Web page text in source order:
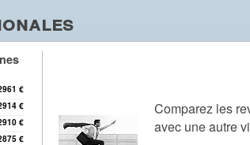
€
€
€
€
Comparez les
avec une autre